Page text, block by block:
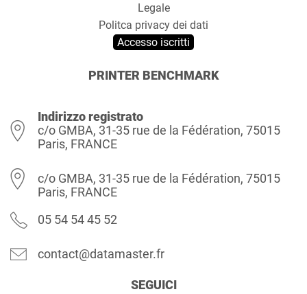
Legale
Politca privacy dei dati
Accesso iscritti
PRINTER BENCHMARK
Indirizzo registrato
c/o GMBA, 31-35 rue de la Fédération, 75015
Paris, FRANCE
c/o GMBA, 31-35 rue de la Fédération, 75015
Paris, FRANCE
05 54 54 45 52
contact@datamaster.fr
SEGUICI